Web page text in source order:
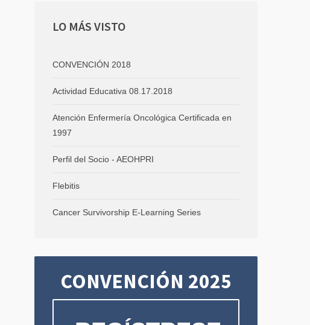
LO MÁS VISTO
CONVENCIÓN 2018
Actividad Educativa 08.17.2018
Atención Enfermería Oncológica Certificada en
1997
Perfil del Socio - AEOHPRI
Flebitis
Cancer Survivorship E-Learning Series
CONVENCIÓN 2025